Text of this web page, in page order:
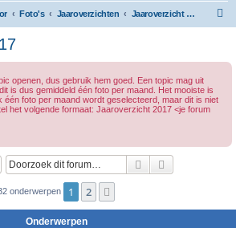
Foto's Jaaroverzichten Jaaroverzicht 2017
openen, dus gebruik hem goed. Een topic mag uit
is dus gemiddeld één foto per maand. Het mooiste is
één foto per maand wordt geselecteerd, maar dit is niet
het volgende formaat: Jaaroverzicht 2017 <je forum
Zoek
onderwerpen 1 2
Onderwerpen